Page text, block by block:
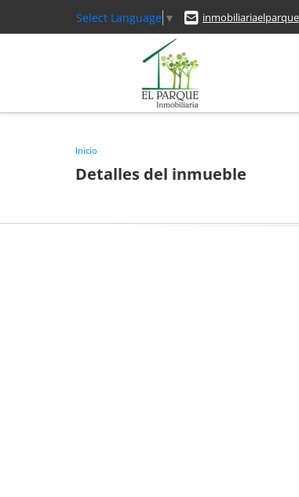
Select Language ▼
Inicio
Detalles del inmueble